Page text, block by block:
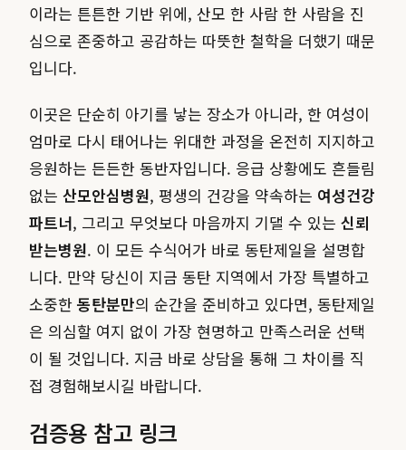
이라는 튼튼한 기반 위에, 산모 한 사람 한 사람을 진
심으로 존중하고 공감하는 따뜻한 철학을 더했기 때문
입니다.
이곳은 단순히 아기를 낳는 장소가 아니라, 한 여성이
엄마로 다시 태어나는 위대한 과정을 온전히 지지하고
응원하는 든든한 동반자입니다. 응급 상황에도 흔들림
없는 산모안심병원, 평생의 건강을 약속하는 여성건강
파트너, 그리고 무엇보다 마음까지 기댈 수 있는 신뢰
받는병원. 이 모든 수식어가 바로 동탄제일을 설명합
니다. 만약 당신이 지금 동탄 지역에서 가장 특별하고
소중한 동탄분만의 순간을 준비하고 있다면, 동탄제일
은 의심할 여지 없이 가장 현명하고 만족스러운 선택
이 될 것입니다. 지금 바로 상담을 통해 그 차이를 직
접 경험해보시길 바랍니다.
검증용 참고 링크